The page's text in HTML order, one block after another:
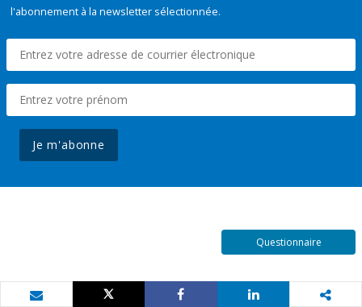
l'abonnement à la newsletter sélectionnée.
Je m'abonne
Questionnaire